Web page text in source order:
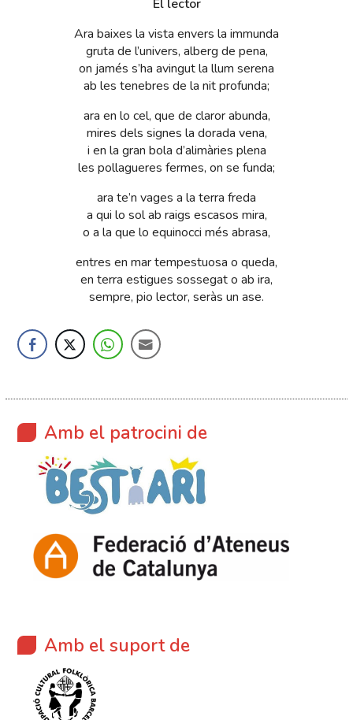
El lector
Ara baixes la vista envers la immunda
gruta de l’univers, alberg de pena,
on jamés s’ha avingut la llum serena
ab les tenebres de la nit profunda;
ara en lo cel, que de claror abunda,
mires dels signes la dorada vena,
i en la gran bola d’alimàries plena
les pollagueres fermes, on se funda;
ara te’n vages a la terra freda
a qui lo sol ab raigs escasos mira,
o a la que lo equinocci més abrasa,
entres en mar tempestuosa o queda,
en terra estigues sossegat o ab ira,
sempre, pio lector, seràs un ase.
Amb el patrocini de
Amb el suport de